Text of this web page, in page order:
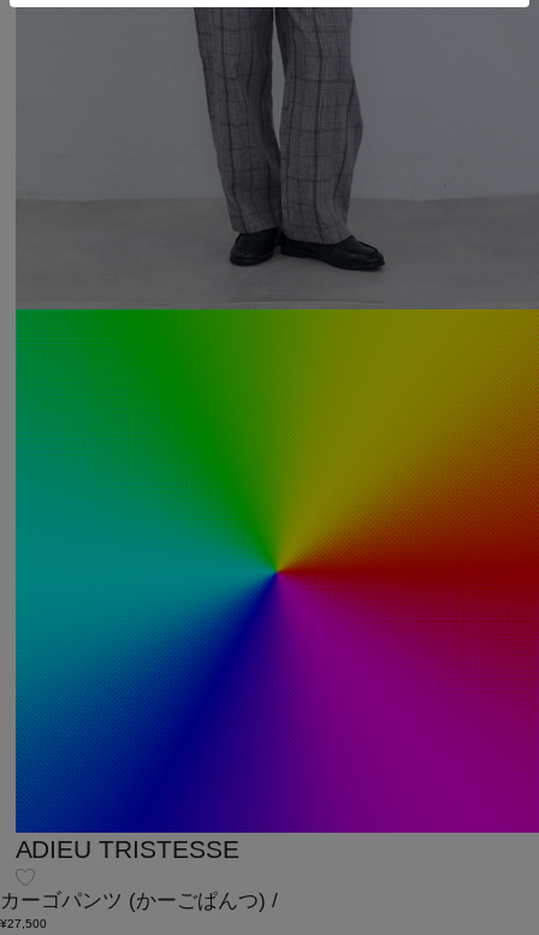
ADIEU TRISTESSE
カーゴパンツ (かーごぱんつ) /
¥27,500